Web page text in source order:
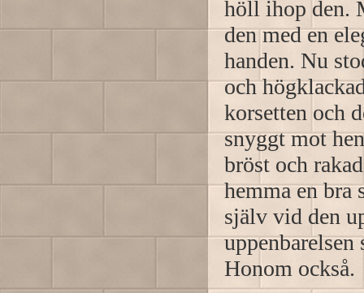
höll ihop den.
den med en
handen. Nu
och
korsetten och
snyggt mot
bröst och
hemma en bra
själv vid den
Honom också.